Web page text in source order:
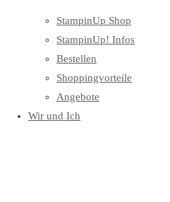
StampinUp Shop
StampinUp! Infos
Bestellen
Shoppingvorteile
Angebote
Wir und Ich